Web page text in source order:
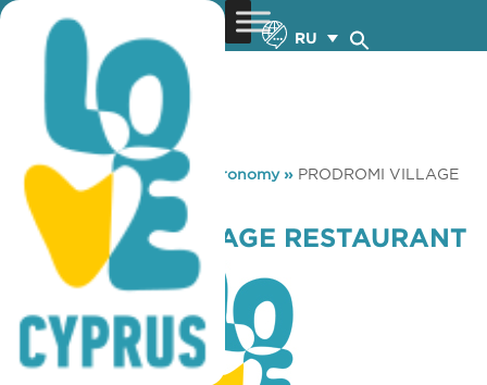
RU
You are here: Home »Gastronomy» PRODROMI VILLAGE
RESTAURANT
PRODROMI VILLAGE RESTAURANT